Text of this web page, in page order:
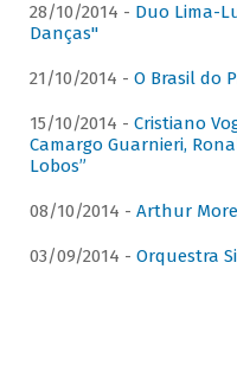
28/10/2014 - Duo Lima-
Danças"
21/10/2014 - O Brasil do
15/10/2014 - Cristiano
Camargo Guarnieri,
Lobos”
08/10/2014 - Arthur
03/09/2014 - Orquestra